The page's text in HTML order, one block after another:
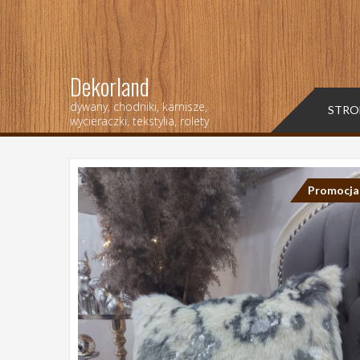
Dekorland
dywany, chodniki, karnisze,
wycieraczki, tekstylia, rolety